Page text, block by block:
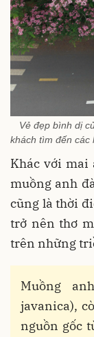
Vẻ đẹp bình dị
khách tìm đến các
Khác với mai
muồng anh
cũng là thời
trở nên thơ
trên những
Muồng
javanica),
nguồn gốc